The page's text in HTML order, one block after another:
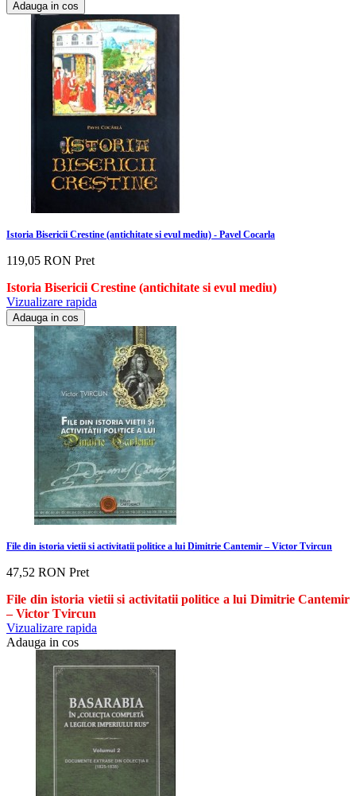
Adauga in cos
Istoria Bisericii Crestine (antichitate si evul mediu) - Pavel Cocarla
119,05 RON Pret
Istoria Bisericii Crestine (antichitate si evul mediu)
Vizualizare rapida
Adauga in cos
File din istoria vietii si activitatii politice a lui Dimitrie Cantemir – Victor Tvircun
47,52 RON Pret
File din istoria vietii si activitatii politice a lui Dimitrie Cantemir
– Victor Tvircun
Vizualizare rapida
Adauga in cos